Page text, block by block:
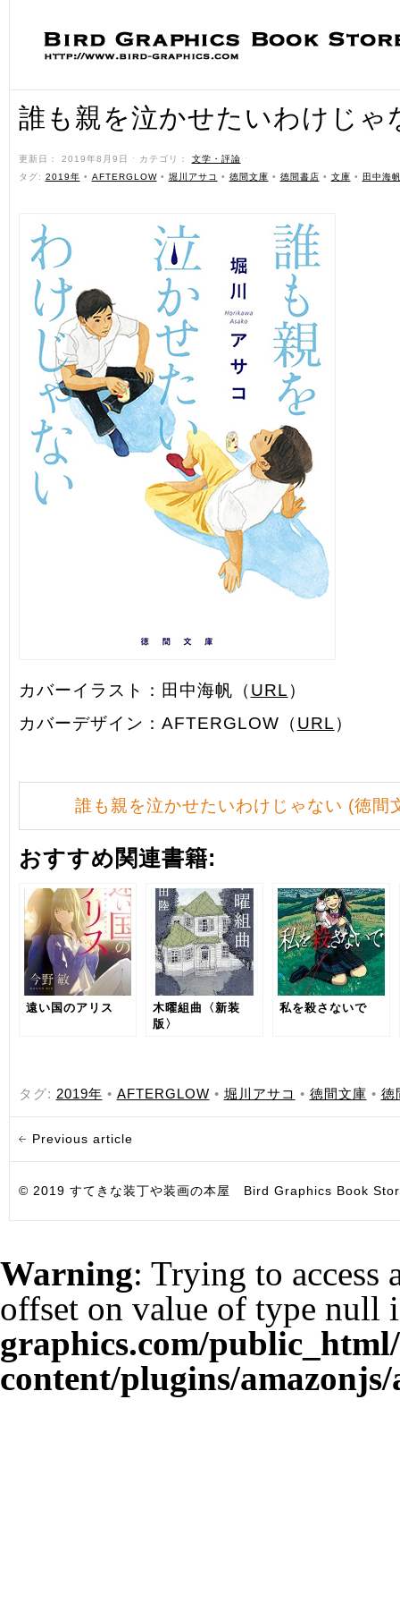
誰も親を泣かせたいわけじゃ
更新日： 2019年8月9日 ˑ カテゴリ： 文学・評論 ˑ
タグ: 2019年 • AFTERGLOW• 堀川アサコ • 徳間文庫 • 徳間書店 • 文庫 • 田中海
カバーイラスト：田中海帆（ URL ）
カバーデザイン：AFTERGLOW（ URL ）
誰も親を泣かせたいわけじゃない (徳間
おすすめ関連書籍:
遠い国のアリス
木曜組曲〈新装
版〉
私を殺さないで
タグ: 2019年 • AFTERGLOW • 堀川アサコ • 徳間文庫 • 徳
Previous article
© 2019 すてきな装丁や装画の本屋 Bird Graphics Book
Warning: Trying to access
offset on value of type null
graphics.com/
content/plugins/